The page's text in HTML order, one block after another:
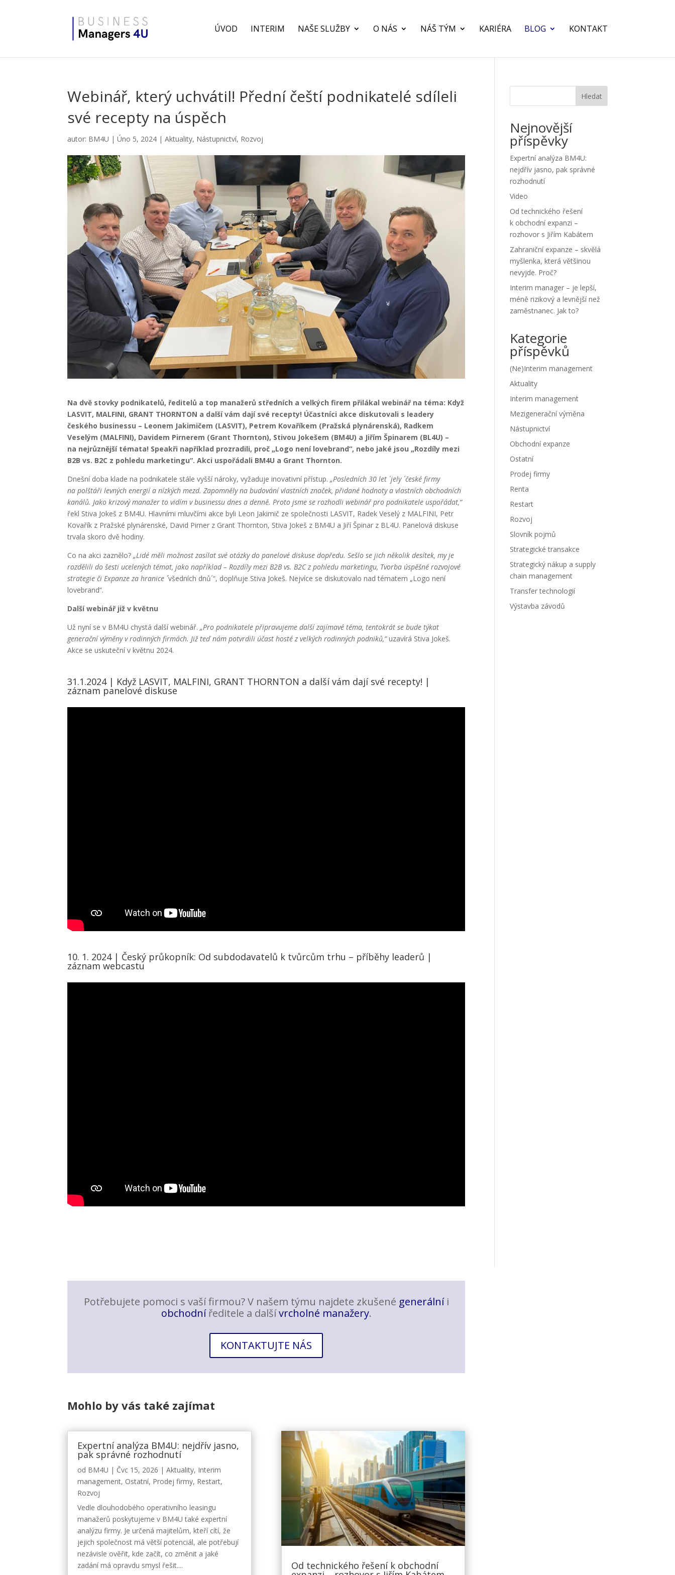
ÚVOD INTERIM NAŠE SLUŽBY O NÁS NÁŠ TÝM KARIÉRA BLOG KONTAKT
Webinář, který uchvátil! Přední čeští podnikatelé sdíleli
své recepty na úspěch
autor: BM4U |Úno 5, 2024 |Aktuality, Nástupnictví, Rozvoj
Na dvě stovky podnikatelů, ředitelů a top manažerů středních a velkých firem přilákal webinář na téma: Když
LASVIT, MALFINI, GRANT THORNTON a další vám dají své recepty! Účastníci akce diskutovali s leadery
českého businessu – Leonem Jakimičem (LASVIT), Petrem Kovaříkem (Pražská plynárenská), Radkem
Veselým (MALFINI), Davidem Pirnerem (Grant Thornton), Stivou Jokešem (BM4U) a Jiřím Špinarem (BL4U) –
na nejrůznější témata! Speakři například prozradili, proč „Logo není lovebrand“, nebo jaké jsou „Rozdíly mezi
B2B vs. B2C z pohledu marketingu“. Akci uspořádali BM4U a Grant Thornton.
Dnešní doba klade na podnikatele stále vyšší nároky, vyžaduje inovativní přístup.„Posledních 30 let ´ jely ´ české firmy
na polštáři levných energií a nízkých mezd. Zapomněly na budování vlastních značek, přidané hodnoty a vlastních obchodních
kanálů. Jako krizový manažer to vidím v businessu dnes a denně. Proto jsme se rozhodli webinář pro podnikatele uspořádat,“
řekl Stiva Jokeš z BM4U. Hlavními mluvčími akce byli Leon Jakimič ze společnosti LASVIT, Radek Veselý z MALFINI, Petr
Kovařík z Pražské plynárenské, David Pirner z Grant Thornton, Stiva Jokeš z BM4U a Jiří Špinar z BL4U. Panelová diskuse
trvala skoro dvě hodiny.
Co na akci zaznělo?„Lidé měli možnost zasílat své otázky do panelové diskuse dopředu. Sešlo se jich několik desítek, my je
rozdělili do šesti ucelených témat, jako například – Rozdíly mezi B2B vs. B2C z pohledu marketingu, Tvorba úspěšné rozvojové
strategie či Expanze za hranice ´´ všedních dnů´“, doplňuje Stiva Jokeš. Nejvíce se diskutovalo nad tématem „Logo není
lovebrand“.
Další webinář již v květnu
Už nyní se v BM4U chystá další webinář.„Pro podnikatele připravujeme další zajímavé téma, tentokrát se bude týkat
generační výměny v rodinných firmách. Již teď nám potvrdili účast hosté z velkých rodinných podniků,“uzavírá Stiva Jokeš.
Akce se uskuteční v květnu 2024.
31.1.2024 | Když LASVIT, MALFINI, GRANT THORNTON a další vám dají své recepty! |
záznam panelové diskuse
10. 1. 2024 | Český průkopník: Od subdodavatelů k tvůrcům trhu – příběhy leaderů |
záznam webcastu
Hledat
Nejnovější
příspěvky
Expertní analýza BM4U:
nejdřív jasno, pak správné
rozhodnutí
Video
Od technického řešení
k obchodní expanzi –
rozhovor s Jiřím Kabátem
Zahraniční expanze – skvělá
myšlenka, která většinou
nevyjde. Proč?
Interim manager – je lepší,
méně rizikový a levnější než
zaměstnanec. Jak to?
Kategorie
příspěvků
(Ne)Interim management
Aktuality
Interim management
Mezigenerační výměna
Nástupnictví
Obchodní expanze
Ostatní
Prodej firmy
Renta
Restart
Rozvoj
Slovník pojmů
Strategické transakce
Strategický nákup a supply
chain management
Transfer technologií
Výstavba závodů
Potřebujete pomoci s vaší firmou? V našem týmu najdete zkušené generálníi
obchodníředitele a dalšívrcholné manažery.
KONTAKTUJTE NÁS
Mohlo by vás také zajímat
Expertní analýza BM4U: nejdřív jasno,
pak správné rozhodnutí
od BM4U | Čvc 15, 2026 |Aktuality, Interim
management, Ostatní, Prodej firmy, Restart,
Rozvoj
Vedle dlouhodobého operativního leasingu
manažerů poskytujeme v BM4U také expertní
analýzu firmy. Je určená majitelům, kteří cítí, že
jejich společnost má větší potenciál, ale potřebují
nezávisle ověřit, kde začít, co změnit a jaké
zadání má opravdu smysl řešit....
Od technického řešení k obchodní